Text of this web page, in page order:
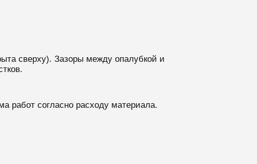
сверху). Зазоры между опалубкой и
работ согласно расходу материала.